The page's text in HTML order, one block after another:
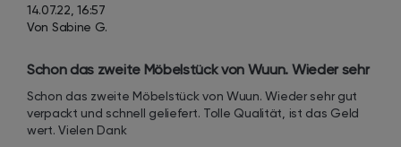
14.07.22, 16:57
Von Sabine G.
Schon das zweite Möbelstück von Wuun. Wieder sehr
gut verpackt und schnell geliefert. Tolle Qualität, ist
das Geld wert.
Schon das zweite Möbelstück von Wuun. Wieder sehr gut
verpackt und schnell geliefert. Tolle Qualität, ist das Geld
wert. Vielen Dank